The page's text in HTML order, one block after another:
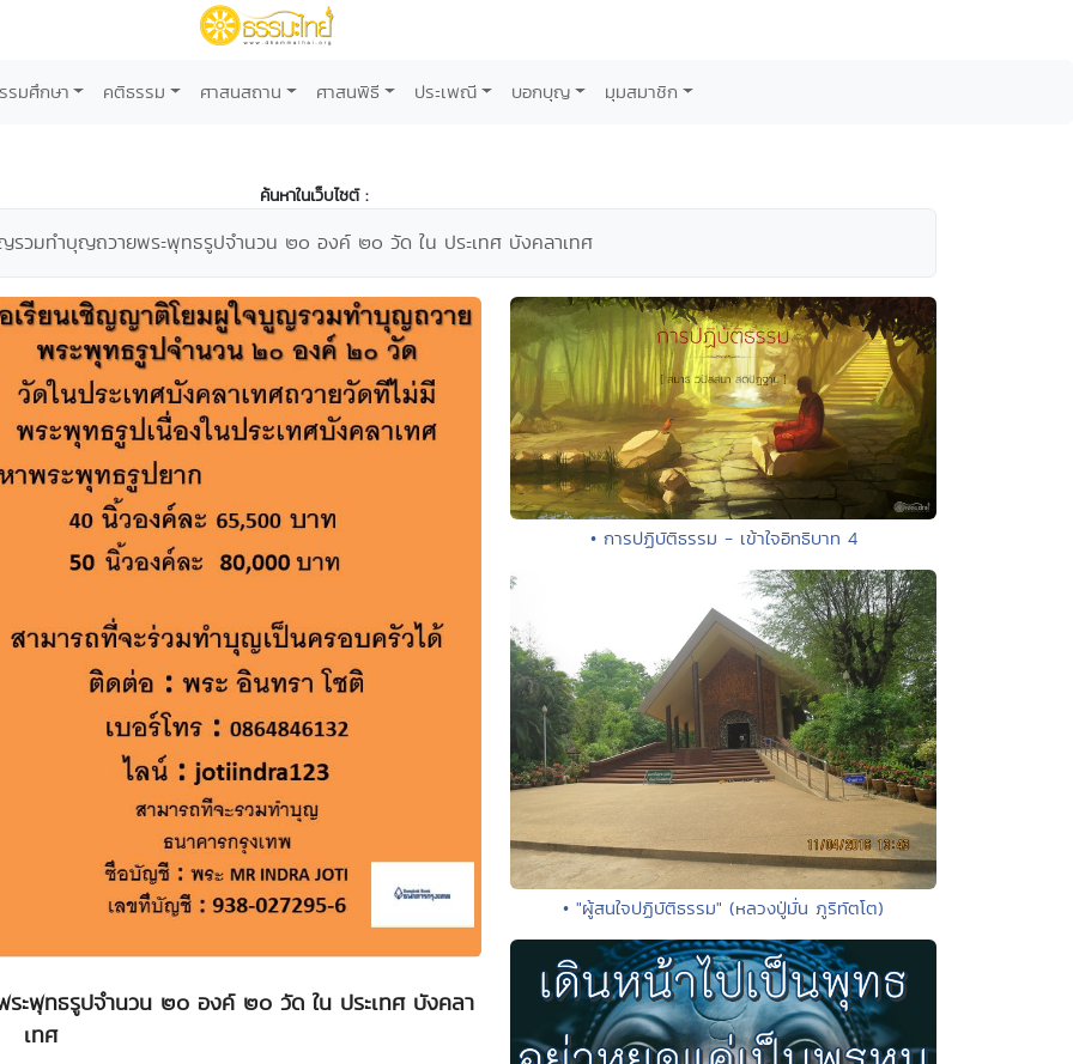
รมศึกษา คติธรรม ศาสนสถาน ศาสนพิธี ประเพณี บอกบุญ มุมสมาชิก
ค้นหาในเว็บไซต์ :
รวมทำบุญถวายพระพุทธรูปจำนวน ๒๐ องค์ ๒๐ วัด ใน ประเทศ บังคลาเทศ
ะพุทธรูปจำนวน ๒๐ องค์ ๒๐ วัด ใน ประเทศ บังคลา
เทศ
• การปฏิบัติธรรม - เข้าใจอิทธิบาท 4
• "ผู้สนใจปฏิบัติธรรม" (หลวงปู่มั่น ภูริทัตโต)